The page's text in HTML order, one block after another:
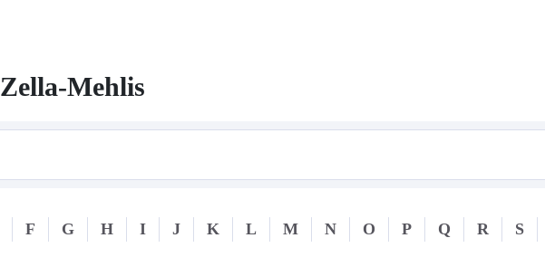
Zella-Mehlis
F G H I J K L M N O P Q R S